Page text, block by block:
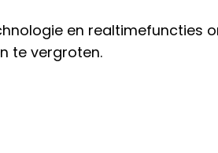
en realtimefuncties
te vergroten.